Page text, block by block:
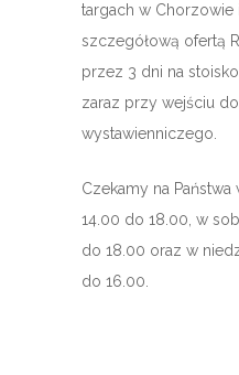
targach w Chorzowie
szczegółową ofertą
przez 3 dni na
zaraz przy wejściu
wystawienniczego.
Czekamy na Państwa
14.00 do 18.00, w
do 18.00 oraz w
do 16.00.